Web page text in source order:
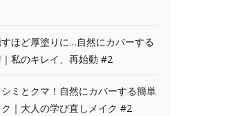
ほど厚塗りに…自然にカバーする
私のキレイ、再始動 #2
ミとクマ！自然にカバーする簡単
｜大人の学び直しメイク #2